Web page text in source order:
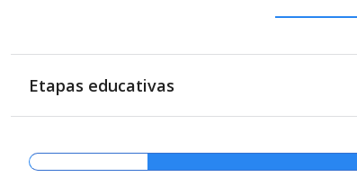
Etapas educativas